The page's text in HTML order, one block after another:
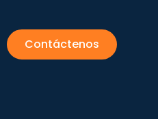
Contáctenos